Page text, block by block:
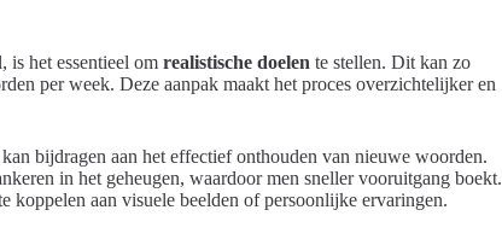
is het essentieel om realistische doelen te stellen. Dit kan zo
per week. Deze aanpak maakt het proces overzichtelijker en
bijdragen aan het effectief onthouden van nieuwe woorden.
in het geheugen, waardoor men sneller vooruitgang boekt.
koppelen aan visuele beelden of persoonlijke ervaringen.